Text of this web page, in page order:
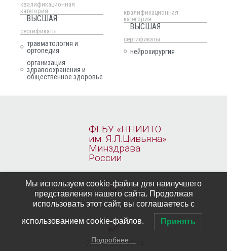
квалификационная
категория
ВЫСШАЯ
cертификаты
травматология и
ортопедия
организация
здравоохранения и
общественное здоровье
квалификационная
категория
ВЫСШАЯ
cертификаты
нейрохирургия
ФГБУ «ННИИТО
им. Я.Л.Цивьяна»
Минздрава
России
630091, Новосибирcк, ул. Фрунзе, 17
+7 (383) 373-32-01
Мы используем cookie-файлы для наилучшего
представления нашего сайта. Продолжая
использовать этот сайт, вы соглашаетесь с
использованием cookie-файлов. Принять
Подробнее…